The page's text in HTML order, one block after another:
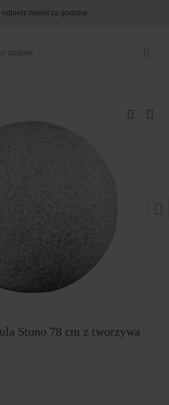
odbierz nawet za godzinę
Stono 78 cm z tworzywa